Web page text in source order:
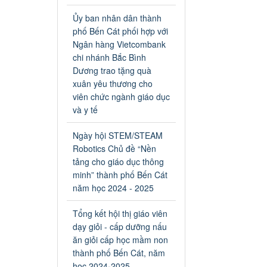
tại các cơ sở giáo dục trên địa
bàn thị xã Bến Cát
Ngày ban hành: 04/03/2024
Kế hoạch thực hiện Chỉ thị
số 16/CT-TTg ngày
27/05/2023 của Thủ tướng
Chính phủ về tăng cường
phòng ngừa, đấu tranh tội
liên quan đến hoạt động tổ
chức đánh bạc và đánh bạc
Kế hoạch thực hiện Chỉ thị số
16/CT-TTg ngày 27/05/2023
của Thủ tướng Chính phủ về
tăng cường phòng ngừa, đấu
tranh tội phạm, vi phạm pháp
luật liên quan đến hoạt động
tổ chức đánh bạc và đánh bạc
Ngày ban hành: 04/03/2024
Ủy ban nhân dân thành
phố Bến Cát phối hợp với
Ngân hàng Vietcombank
chi nhánh Bắc Bình
Dương trao tặng quà
xuân yêu thương cho
viên chức ngành giáo dục
và y tế
Ngày hội STEM/STEAM
Robotics Chủ đề “Nền
tảng cho giáo dục thông
minh” thành phố Bến Cát
năm học 2024 - 2025
Tổng kết hội thị giáo viên
dạy giỏi - cấp dưỡng nấu
ăn giỏi cấp học mầm non
thành phố Bến Cát, năm